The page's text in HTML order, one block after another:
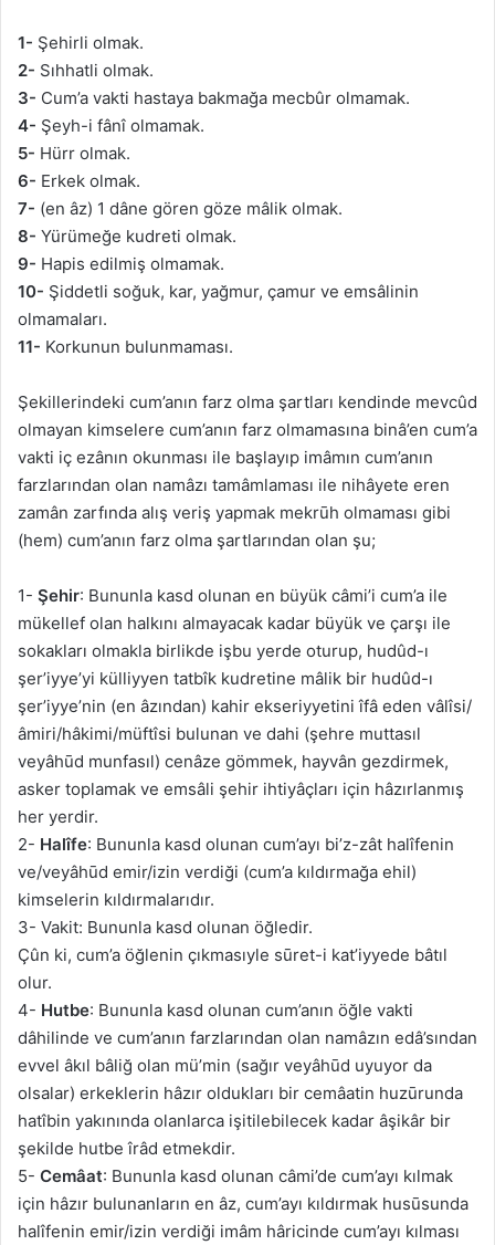
1- Şehirli olmak.
2- Sıhhatli olmak.
3- Cum’a vakti hastaya bakmağa mecbûr olmamak.
4- Şeyh-i fânî olmamak.
5- Hürr olmak.
6- Erkek olmak.
7- (en âz) 1 dâne gören göze mâlik olmak.
8- Yürümeğe kudreti olmak.
9- Hapis edilmiş olmamak.
10- Şiddetli soğuk, kar, yağmur, çamur ve emsâlinin
olmamaları.
11- Korkunun bulunmaması.
Şekillerindeki cum’anın farz olma şartları kendinde mevcûd
olmayan kimselere cum’anın farz olmamasına binâ’en cum’a
vakti iç ezânın okunması ile başlayıp imâmın cum’anın
farzlarından olan namâzı tamâmlaması ile nihâyete eren
zamân zarfında alış veriş yapmak mekrūh olmaması gibi
(hem) cum’anın farz olma şartlarından olan şu;
1- Şehir: Bununla kasd olunan en büyük câmi’i cum’a ile
mükellef olan halkını almayacak kadar büyük ve çarşı ile
sokakları olmakla birlikde işbu yerde oturup, hudûd-ı
şer’iyye’yi külliyyen tatbîk kudretine mâlik bir hudûd-ı
şer’iyye’nin (en âzından) kahir ekseriyyetini îfâ eden vâlîsi/
âmiri/hâkimi/müftîsi bulunan ve dahi (şehre muttasıl
veyâhūd munfasıl) cenâze gömmek, hayvân gezdirmek,
asker toplamak ve emsâli şehir ihtiyâçları için hâzırlanmış
her yerdir.
2- Halîfe: Bununla kasd olunan cum’ayı bi’z-zât halîfenin
ve/veyâhūd emir/izin verdiği (cum’a kıldırmağa ehil)
kimselerin kıldırmalarıdır.
3- Vakit: Bununla kasd olunan öğledir.
Çûn ki, cum’a öğlenin çıkmasıyle sūret-i kat’iyyede bâtıl
olur.
4- Hutbe: Bununla kasd olunan cum’anın öğle vakti
dâhilinde ve cum’anın farzlarından olan namâzın edâ’sından
evvel âkıl bâliğ olan mü’min (sağır veyâhūd uyuyor da
olsalar) erkeklerin hâzır oldukları bir cemâatin huzūrunda
hatîbin yakınında olanlarca işitilebilecek kadar âşikâr bir
şekilde hutbe îrâd etmekdir.
5- Cemâat: Bununla kasd olunan câmi’de cum’ayı kılmak
için hâzır bulunanların en âz, cum’ayı kıldırmak husūsunda
halîfenin emir/izin verdiği imâm hâricinde cum’ayı kılması